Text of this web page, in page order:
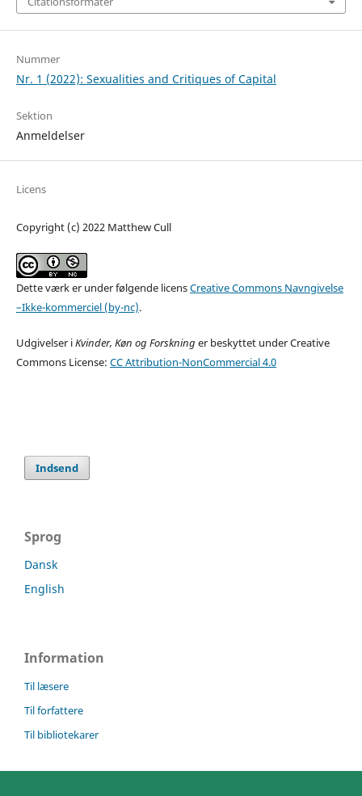
Nummer
Nr. 1 (2022): Sexualities and Critiques of Capital
Sektion
Anmeldelser
Licens
Copyright (c) 2022 Matthew Cull
Dette værk er under følgende licensCreative Commons Navngivelse
–Ikke-kommerciel (by-nc).
Udgivelser iKvinder, Køn og Forskning er beskyttet under Creative
Commons License: CC Attribution-NonCommercial 4.0
Indsend
Sprog
Dansk
English
Information
Til læsere
Til forfattere
Til bibliotekarer